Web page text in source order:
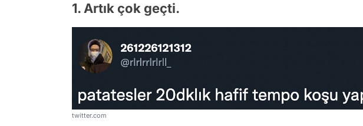
1. Artık çok geçti.
twitter.com